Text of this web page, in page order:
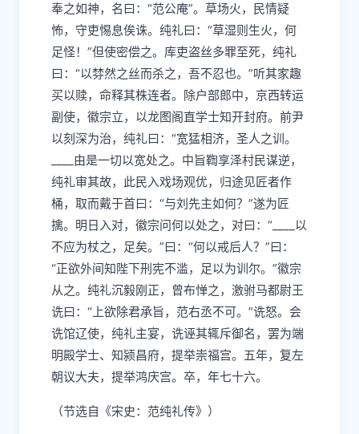
奉之如神，名曰：“范公庵”。草场火，民情疑
怖，守吏惕息俟诛。纯礼曰：“草湿则生火，何
足怪！”但使密偿之。库吏盗丝多罪至死，纯礼
曰：“以棼然之丝而杀之，吾不忍也。”听其家趣
买以赎，命释其株连者。除户部郎中，京西转运
副使，徽宗立，以龙图阁直学士知开封府。前尹
以刻深为治，纯礼曰：“宽猛相济，圣人之训。
由是一切以宽处之。中旨鞫享泽村民谋逆，
纯礼审其故，此民入戏场观优，归途见匠者作
桶，取而戴于首曰：“与刘先主如何？”遂为匠
擒。明日入对，徽宗问何以处之，对曰：“
以
不应为杖之，足矣。”曰：“何以戒后人？”曰：
“正欲外间知陛下刑宪不滥，足以为训尔。”徽宗
从之。纯礼沉毅刚正，曾布惮之，激驸马都尉王
诜曰：“上欲除君承旨，范右丞不可。”诜怒。会
诜馆辽使，纯礼主宴，诜诬其辄斥御名，罢为端
明殿学士、知颍昌府，提举崇福宫。五年，复左
朝议大夫，提举鸿庆宫。卒，年七十六。
（节选自《宋史：范纯礼传》）